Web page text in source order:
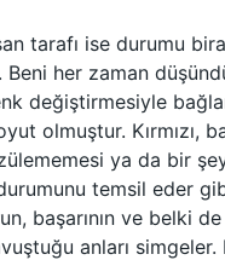
tarafı ise durumu
her zaman
değiştirmesiyle
olmuştur. Kırmızı,
ya da bir
temsil eder
başarının ve belki de
anları simgeler.